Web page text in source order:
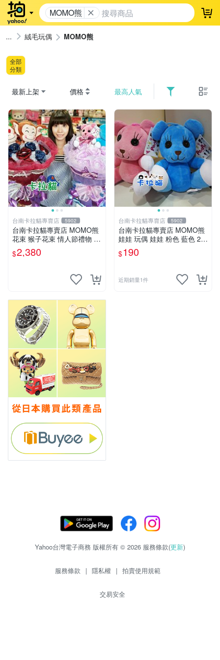
MOMO熊 登
絨毛玩偶 MOMO熊
全部
分類
最新上架 價格 最高人氣
台南卡拉貓專賣店 5902
台南卡拉貓專賣店 MOMO熊
花束 猴子花束 情人節禮物 二
選一 可繡字 可今天寄明天到
$2,380
台南卡拉貓專賣店 5902
台南卡拉貓專賣店 MOMO熊
娃娃 玩偶 娃娃 粉色 藍色 2色
分售
$190
近期銷量1件
Yahoo台灣電子商務 版權所有 © 2026 服務條款(更新)
服務條款 | 隱私權 | 拍賣使用規範
交易安全